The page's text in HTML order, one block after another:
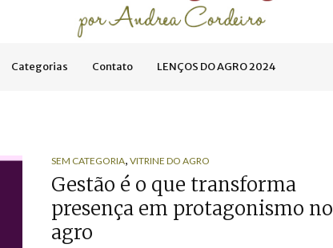
Categorias Contato LENÇOS DO AGRO 2024
SEM CATEGORIA, VITRINE DO AGRO
Gestão é o que transforma
presença em protagonismo no
agro